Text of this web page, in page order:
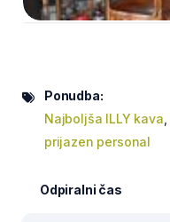
Ponudba:
Najboljša ILLY kava
prijazen personal
Odpiralni čas